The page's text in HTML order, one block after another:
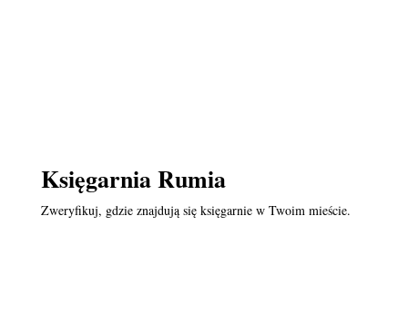
Księgarnia Rumia
Zweryfikuj, gdzie znajdują się księgarnie w Twoim mieście.